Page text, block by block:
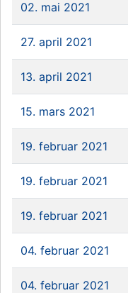
02. mai 2021
27. april 2021
13. april 2021
15. mars 2021
19. februar 2021
19. februar 2021
19. februar 2021
04. februar 2021
04. februar 2021